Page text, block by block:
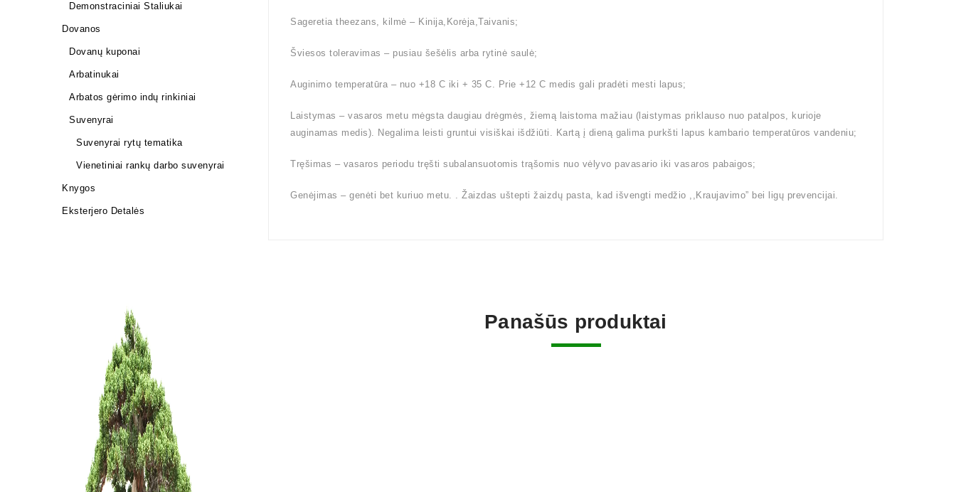
Sageretia theezans, kilmė – Kinija,Korėja,Taivanis;
Šviesos toleravimas – pusiau šešėlis arba rytinė saulė;
Auginimo temperatūra – nuo +18 C iki + 35 C. Prie +12 C medis gali pradėti mesti lapus;
Laistymas – vasaros metu mėgsta daugiau drėgmės, žiemą laistoma mažiau (laistymas priklauso nuo patalpos, kurioje
auginamas medis). Negalima leisti gruntui visiškai išdžiūti. Kartą į dieną galima purkšti lapus kambario temperatūros vandeniu;
Tręšimas – vasaros periodu tręšti subalansuotomis trąšomis nuo vėlyvo pavasario iki vasaros pabaigos;
Genėjimas – genėti bet kuriuo metu. . Žaizdas uštepti žaizdų pasta, kad išvengti medžio ,,Kraujavimo” bei ligų prevencijai.
Panašūs produktai
Demonstraciniai Staliukai
Dovanos
Dovanų kuponai
Arbatinukai
Arbatos gėrimo indų rinkiniai
Suvenyrai
Suvenyrai rytų tematika
Vienetiniai rankų darbo suvenyrai
Knygos
Eksterjero Detalės